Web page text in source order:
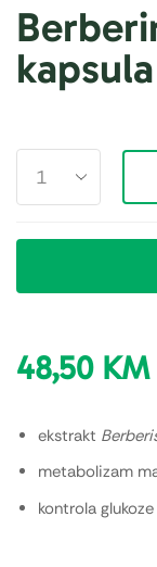
kapsula
48,50 KM
ekstrakt
metabolizam
kontrola